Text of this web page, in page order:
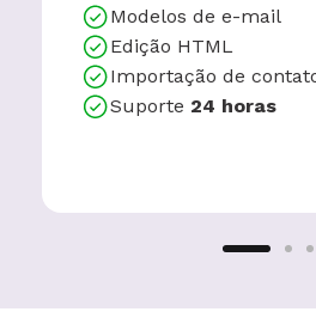
Modelos de e-mail
Edição HTML
Importação de
Suporte 24 horas